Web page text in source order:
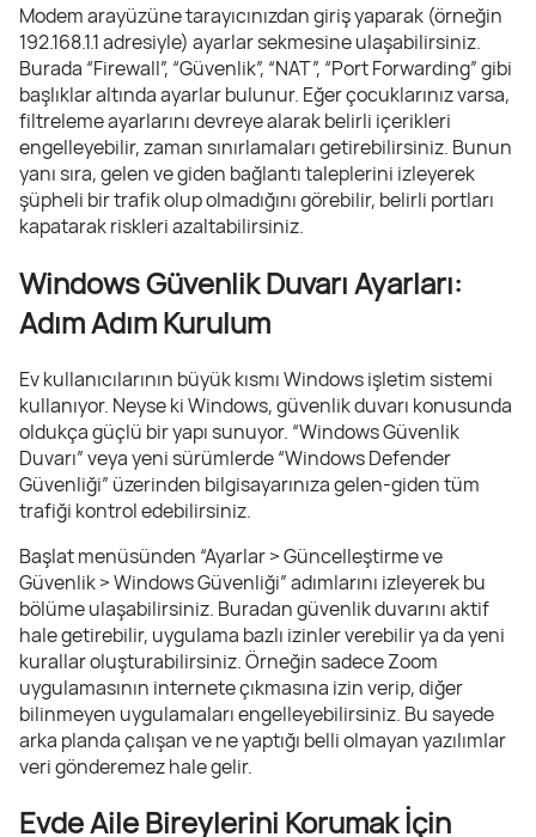
Modem arayüzüne tarayıcınızdan giriş yaparak (örneğin
192.168.1.1 adresiyle) ayarlar sekmesine ulaşabilirsiniz.
Burada “Firewall”, “Güvenlik”, “NAT”, “Port Forwarding” gibi
başlıklar altında ayarlar bulunur. Eğer çocuklarınız varsa,
filtreleme ayarlarını devreye alarak belirli içerikleri
engelleyebilir, zaman sınırlamaları getirebilirsiniz. Bunun
yanı sıra, gelen ve giden bağlantı taleplerini izleyerek
şüpheli bir trafik olup olmadığını görebilir, belirli portları
kapatarak riskleri azaltabilirsiniz.
Windows Güvenlik Duvarı Ayarları:
Adım Adım Kurulum
Ev kullanıcılarının büyük kısmı Windows işletim sistemi
kullanıyor. Neyse ki Windows, güvenlik duvarı konusunda
oldukça güçlü bir yapı sunuyor. “Windows Güvenlik
Duvarı” veya yeni sürümlerde “Windows Defender
Güvenliği” üzerinden bilgisayarınıza gelen-giden tüm
trafiği kontrol edebilirsiniz.
Başlat menüsünden “Ayarlar > Güncelleştirme ve
Güvenlik > Windows Güvenliği” adımlarını izleyerek bu
bölüme ulaşabilirsiniz. Buradan güvenlik duvarını aktif
hale getirebilir, uygulama bazlı izinler verebilir ya da yeni
kurallar oluşturabilirsiniz. Örneğin sadece Zoom
uygulamasının internete çıkmasına izin verip, diğer
bilinmeyen uygulamaları engelleyebilirsiniz. Bu sayede
arka planda çalışan ve ne yaptığı belli olmayan yazılımlar
veri gönderemez hale gelir.
Evde Aile Bireylerini Korumak İçin